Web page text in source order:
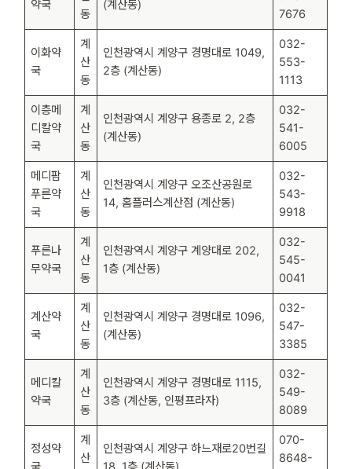
약국
동
(계산동)
7676
이화약
국
계
산
동
인천광역시 계양구 경명대로 1049,
2층 (계산동)
032-
553-
1113
이층메
디칼약
국
계
산
동
인천광역시 계양구 용종로 2, 2층
(계산동)
032-
541-
6005
메디팜
푸른약
국
계
산
동
인천광역시 계양구 오조산공원로
14, 홈플러스계산점 (계산동)
032-
543-
9918
푸른나
무약국
계
산
동
인천광역시 계양구 계양대로 202,
1층 (계산동)
032-
545-
0041
계산약
국
계
산
동
인천광역시 계양구 경명대로 1096,
(계산동)
032-
547-
3385
메디칼
약국
계
산
동
인천광역시 계양구 경명대로 1115,
3층 (계산동, 인평프라자)
032-
549-
8089
정성약
계
산
인천광역시 계양구 하느재로20번길
070-
8648-